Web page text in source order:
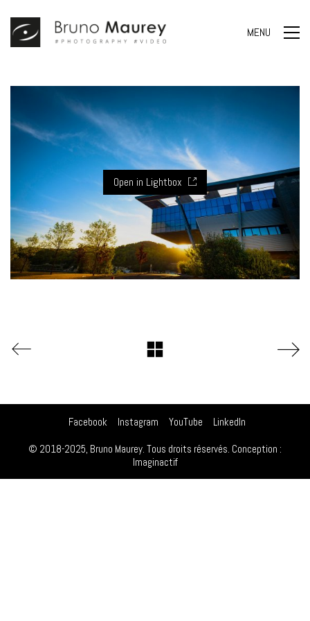
MENU
Open in Lightbox
Facebook Instagram YouTube LinkedIn
© 2018-2025, Bruno Maurey. Tous droits réservés. Conception :
Imaginactif